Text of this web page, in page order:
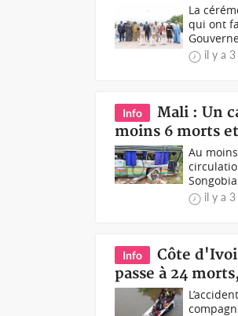
La
qui ont
il y a 3
Info
Mali : Un
moins 6 morts
Au
il y a 3
Info
Côte
passe à 24